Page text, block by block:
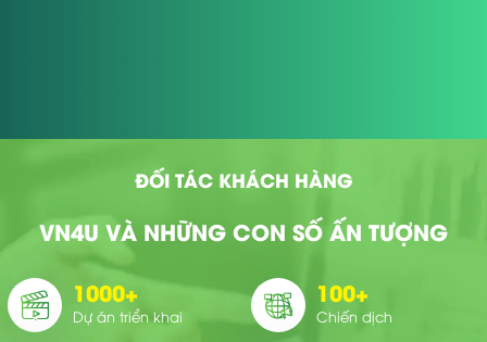
ĐỐI TÁC KHÁCH HÀNG
VN4U VÀ NHỮNG CON SỐ ẤN TƯỢNG
1000+
Dự án triển khai
100+
Chiến dịch